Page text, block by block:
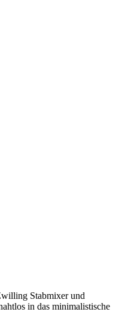
Stabmixer und
in das minimalistische